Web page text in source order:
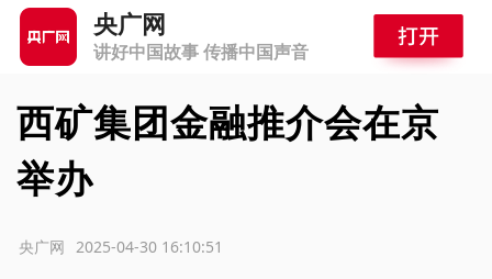
央广网
讲好中国故事 传播中国声音
西矿集团金融推介会在京
举办
2025-04-30 16:10:51
央广网